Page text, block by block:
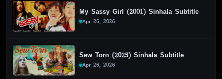
My Sassy Girl (2001) Sinhala Subtitle
Apr 26, 2026
Sew Torn (2025) Sinhala Subtitle
Apr 26, 2026